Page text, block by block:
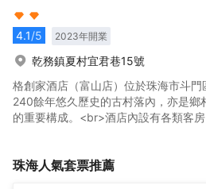
4.1/5 2023年開業
乾務鎮夏村宜君巷15號
格創家酒店（富山店）位於珠海市斗
240餘年悠久歷史的古村落內，亦是
的重要構成。<br>酒店內設有各類客
旅還是度假休閒，都將讓您的入住時光
格創家酒店（富山店）位於珠海市斗
的重要構成。<br>酒店內設有各類客房
珠海人氣套票推薦